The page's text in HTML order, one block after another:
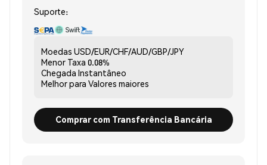
Suporte:
Moedas USD/EUR/CHF/AUD/GBP/JPY
Menor Taxa 0.08%
Chegada Instantâneo
Melhor para Valores maiores
Comprar com Transferência Bancária